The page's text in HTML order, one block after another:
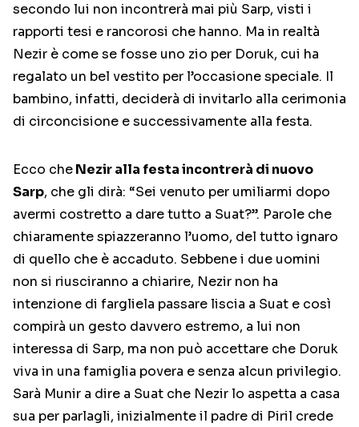
secondo lui non incontrerà mai più Sarp, visti i
rapporti tesi e rancorosi che hanno. Ma in realtà
Nezir è come se fosse uno zio per Doruk, cui ha
regalato un bel vestito per l’occasione speciale. Il
bambino, infatti, deciderà di invitarlo alla cerimonia
di circoncisione e successivamente alla festa.
Ecco cheNezir alla festa incontrerà di nuovo
Sarp, che gli dirà: “Sei venuto per umiliarmi dopo
avermi costretto a dare tutto a Suat?”. Parole che
chiaramente spiazzeranno l’uomo, del tutto ignaro
di quello che è accaduto. Sebbene i due uomini
non si riusciranno a chiarire, Nezir non ha
intenzione di fargliela passare liscia a Suat e così
compirà un gesto davvero estremo, a lui non
interessa di Sarp, ma non può accettare che Doruk
viva in una famiglia povera e senza alcun privilegio.
Sarà Munir a dire a Suat che Nezir lo aspetta a casa
sua per parlagli, inizialmente il padre di Piril crede